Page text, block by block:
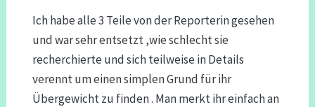
Ich habe alle 3 Teile von der Reporterin gesehen
und war sehr entsetzt ,wie schlecht sie
recherchierte und sich teilweise in Details
verennt um einen simplen Grund für ihr
Übergewicht zu finden . Man merkt ihr einfach an